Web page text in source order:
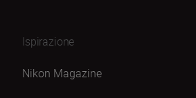
Ispirazione
Nikon Magazine